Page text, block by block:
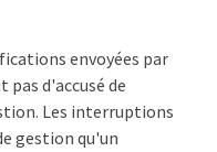
envoyées par
pas d'accusé de
Les interruptions
gestion qu'un